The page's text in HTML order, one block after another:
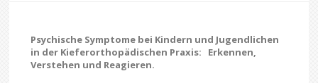
Psychische Symptome bei Kindern und Jugendlichen
in der Kieferorthopädischen Praxis: Erkennen,
Verstehen und Reagieren.